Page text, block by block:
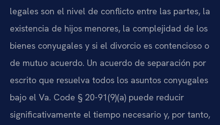
legales son el nivel de conflicto entre las partes, la
existencia de hijos menores, la complejidad de los
bienes conyugales y si el divorcio es contencioso o
de mutuo acuerdo. Un acuerdo de separación por
escrito que resuelva todos los asuntos conyugales
bajo el Va. Code § 20-91(9)(a) puede reducir
significativamente el tiempo necesario y, por tanto,